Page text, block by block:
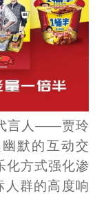
言人——贾玲
默的互动交
化方式强化渗
人群的高度响